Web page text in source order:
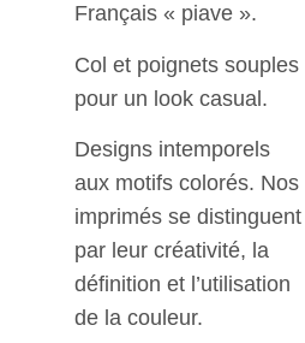
Français « piave ».
Col et poignets souples
pour un look casual.
Designs intemporels
aux motifs colorés. Nos
imprimés se distinguent
par leur créativité, la
définition et l’utilisation
de la couleur.